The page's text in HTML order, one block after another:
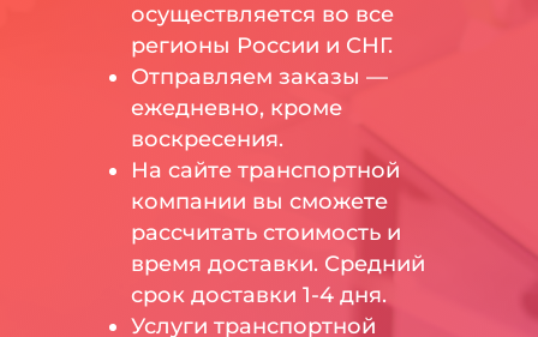
осуществляется во все
регионы России и СНГ.
Отправляем заказы —
ежедневно, кроме
воскресения.
На сайте транспортной
компании вы сможете
рассчитать стоимость и
время доставки. Средний
срок доставки 1-4 дня.
Услуги транспортной